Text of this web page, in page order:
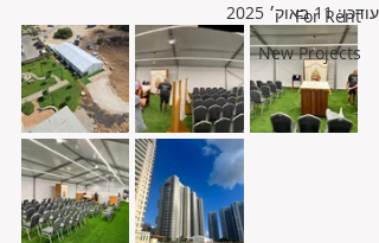
For Rent
New Projects
עודכן:11 באוק׳ 2025